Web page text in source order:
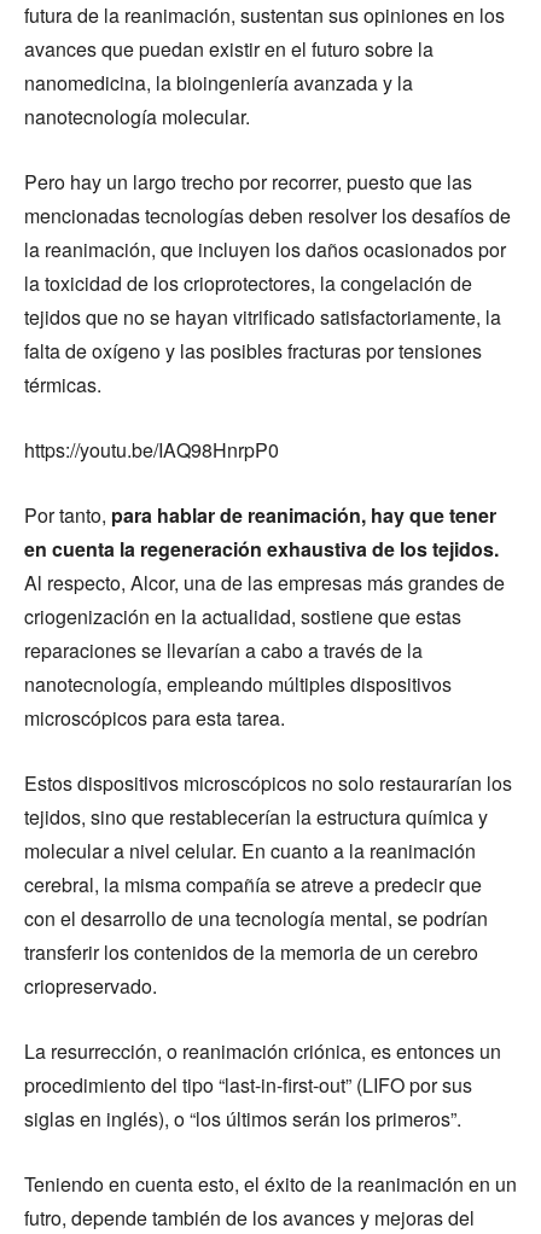
futura de la reanimación, sustentan sus opiniones en los
avances que puedan existir en el futuro sobre la
nanomedicina, la bioingeniería avanzada y la
nanotecnología molecular.
Pero hay un largo trecho por recorrer, puesto que las
mencionadas tecnologías deben resolver los desafíos de
la reanimación, que incluyen los daños ocasionados por
la toxicidad de los crioprotectores, la congelación de
tejidos que no se hayan vitrificado satisfactoriamente, la
falta de oxígeno y las posibles fracturas por tensiones
térmicas.
https://youtu.be/IAQ98HnrpP0
Por tanto, para hablar de reanimación, hay que tener
en cuenta la regeneración exhaustiva de los tejidos.
Al respecto, Alcor, una de las empresas más grandes de
criogenización en la actualidad, sostiene que estas
reparaciones se llevarían a cabo a través de la
nanotecnología, empleando múltiples dispositivos
microscópicos para esta tarea.
Estos dispositivos microscópicos no solo restaurarían los
tejidos, sino que restablecerían la estructura química y
molecular a nivel celular. En cuanto a la reanimación
cerebral, la misma compañía se atreve a predecir que
con el desarrollo de una tecnología mental, se podrían
transferir los contenidos de la memoria de un cerebro
criopreservado.
La resurrección, o reanimación criónica, es entonces un
procedimiento del tipo “last-in-first-out” (LIFO por sus
siglas en inglés), o “los últimos serán los primeros”.
Teniendo en cuenta esto, el éxito de la reanimación en un
futro, depende también de los avances y mejoras del